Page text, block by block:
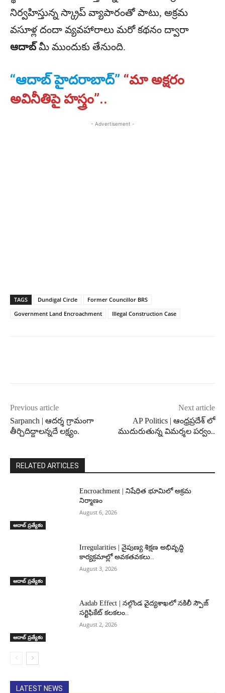
నిర్వహిస్తున్న స్క్రాప్ వ్యాపారంతో పాటు, అక్రమ
వసూళ్ల దందా వ్యవహారాలు మరో కథనం ద్వారా
ఆదాబ్ మీ ముందుకు తేనుంది.
“ఆదాబ్ హైదరాబాద్” “మా అక్షరం
అవినీతిపై హస్త్రం”..
- Advertisement -
TAGS Dundigal Circle
Former Councillor BRS
Government Land Encroachment
Illegal Construction Case
Previous article
Sarpanch | ఆదర్శ గ్రామంగా
తీర్చిదిద్దాలన్నదే లక్ష్యం.
Next article
AP Politics | ఆంధ్రప్రదేశ్ లో
ముదురుతున్న విమర్శల పర్వం..
RELATED ARTICLES
ఆదాబ్ ప్రత్యేకం
Encroachment | నిషేధిత భూమిలో అక్రమ
నిర్మాణం
August 6, 2026
ఆదాబ్ ప్రత్యేకం
Irregularities | నైపుణ్య శిక్షణ అభివృద్ధి
కార్యక్రమాల్లో అవకతవకలు..
August 3, 2026
ఆదాబ్ ప్రత్యేకం
Aadab Effect | నల్గొండ వైద్యశాఖలో నకిలీ స్పౌజ్
సర్టిఫికేట్ కలకలం..
August 2, 2026
LATEST NEWS